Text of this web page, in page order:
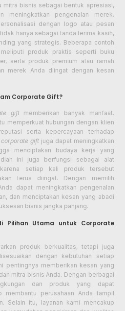
mitra bisnis sebagai bentuk apresiasi,
meningkatkan pengenalan merek.
dengan logo atau pesan
hanya sebagai tanda terima kasih,
yang strategis. Beberapa contoh
produk praktis seperti buku
serta produk premium atau ramah
merek Anda diingat dengan kesan
Corporate Gift?
giftmemberikan banyak manfaat.
memperkuat hubungan dengan klien
serta kepercayaan terhadap
corporate giftjuga dapat meningkatkan
menciptakan budaya kerja yang
ini juga berfungsi sebagai alat
setiap kali produk tersebut
terus diingat. Dengan memilih
dapat meningkatkan pengenalan
dan menciptakan kesan yang abadi
bisnis jangka panjang.
Pilihan Utama untuk Corporate
produk berkualitas, tetapi juga
dengan kebutuhan setiap
pentingnya memberikan kesan yang
mitra bisnis Anda. Dengan berbagai
dan produk yang dapat
membantu perusahaan Anda tampil
Selain itu, layanan kami mencakup